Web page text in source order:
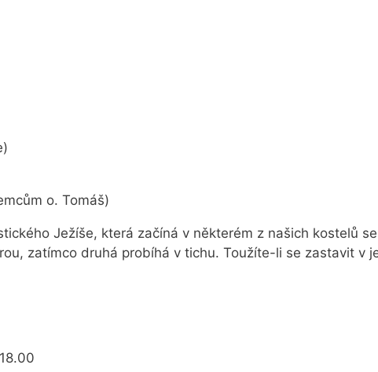
o. Tomáš)
Ježíše, která začíná v některém z našich kostelů
zatímco druhá probíhá v tichu. Toužíte-li se zastavit v